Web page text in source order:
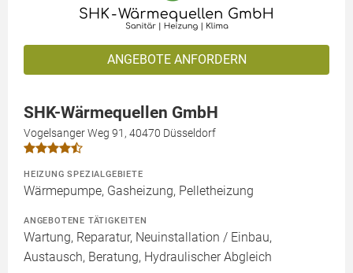
ANGEBOTE ANFORDERN
SHK-Wärmequellen GmbH
Vogelsanger Weg 91, 40470 Düsseldorf
HEIZUNG SPEZIALGEBIETE
Wärmepumpe, Gasheizung, Pelletheizung
ANGEBOTENE TÄTIGKEITEN
Wartung, Reparatur, Neuinstallation / Einbau,
Austausch, Beratung, Hydraulischer Abgleich